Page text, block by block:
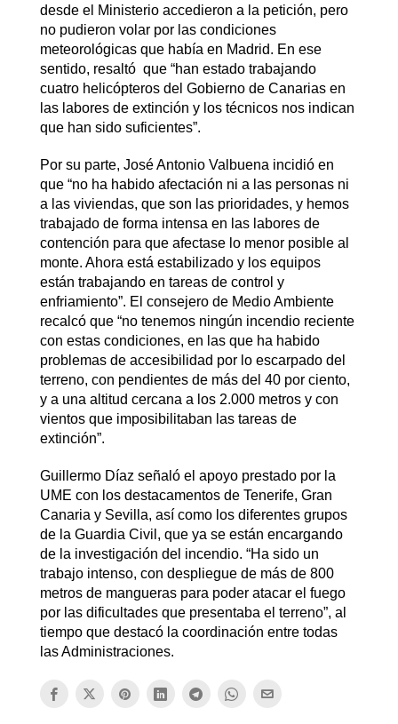
desde el Ministerio accedieron a la petición, pero
no pudieron volar por las condiciones
meteorológicas que había en Madrid. En ese
sentido, resaltó que “han estado trabajando
cuatro helicópteros del Gobierno de Canarias en
las labores de extinción y los técnicos nos indican
que han sido suficientes”.
Por su parte, José Antonio Valbuena incidió en
que “no ha habido afectación ni a las personas ni
a las viviendas, que son las prioridades, y hemos
trabajado de forma intensa en las labores de
contención para que afectase lo menor posible al
monte. Ahora está estabilizado y los equipos
están trabajando en tareas de control y
enfriamiento”. El consejero de Medio Ambiente
recalcó que “no tenemos ningún incendio reciente
con estas condiciones, en las que ha habido
problemas de accesibilidad por lo escarpado del
terreno, con pendientes de más del 40 por ciento,
y a una altitud cercana a los 2.000 metros y con
vientos que imposibilitaban las tareas de
extinción”.
Guillermo Díaz señaló el apoyo prestado por la
UME con los destacamentos de Tenerife, Gran
Canaria y Sevilla, así como los diferentes grupos
de la Guardia Civil, que ya se están encargando
de la investigación del incendio. “Ha sido un
trabajo intenso, con despliegue de más de 800
metros de mangueras para poder atacar el fuego
por las dificultades que presentaba el terreno”, al
tiempo que destacó la coordinación entre todas
las Administraciones.